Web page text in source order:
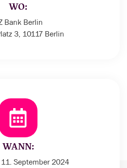
WO:
Bank Berlin
3, 10117 Berlin
WANN:
September 2024